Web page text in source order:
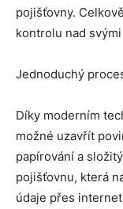
pojišťovny.
kontrolu nad
Jednoduchý
Díky moderním
možné uzavřít
papírování a
pojišťovnu, která
údaje přes